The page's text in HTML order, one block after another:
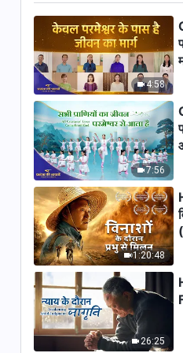
4:45
Hindi
की तलाश के
3:57
Hindi
माँग करते हैं
5:17
Hindi
ने पाई है
(Lyrics)
9:43
Hindi
भविष्य पर
(Lyrics)
अपने हृदय को
के तरीके |
4:58
7:56
1:20:48
26:25